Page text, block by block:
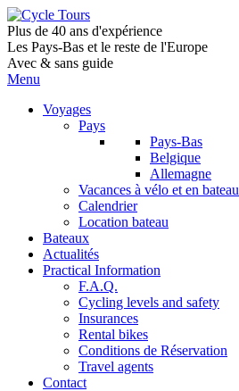
Plus de 40 ans d'expérience
Les Pays-Bas et le reste de l'Europe
Avec & sans guide
Menu
Voyages
Pays
Pays-Bas
Belgique
Allemagne
Vacances à vélo et en bateau
Calendrier
Location bateau
Bateaux
Actualités
Practical Information
F.A.Q.
Cycling levels and safety
Insurances
Rental bikes
Conditions de Réservation
Travel agents
Contact